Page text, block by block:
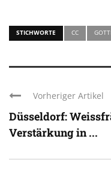
STICHWORTE CC
Vorheriger Artikel
Düsseldorf:
Verstärkung in ...